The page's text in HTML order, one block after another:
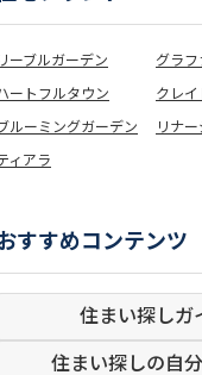
ーブルガーデン
グラフ
ートフルタウン
クレ
ルーミングガーデン
リナ
ィアラ
すすめコンテンツ
住まい探しガ
住まい探しの自